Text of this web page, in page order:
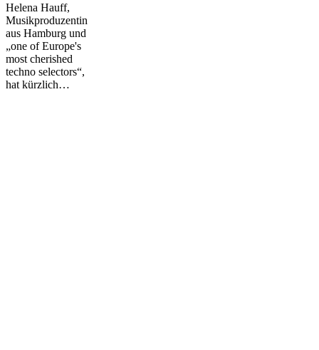
im
Freud
in
Frankfurt
Helena Hauff,
Musikproduzentin
aus Hamburg und
„one of Europe's
most cherished
techno selectors“,
hat kürzlich…